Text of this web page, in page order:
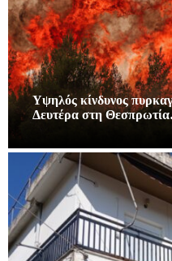
Υψηλός κίνδυνος
Δευτέρα στη